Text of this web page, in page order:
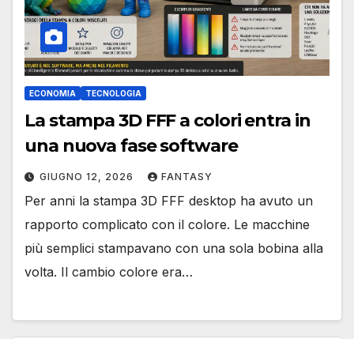
ECONOMIA TECNOLOGIA
La stampa 3D FFF a colori entra in
una nuova fase software
GIUGNO 12, 2026 FANTASY
Per anni la stampa 3D FFF desktop ha avuto un
rapporto complicato con il colore. Le macchine
più semplici stampavano con una sola bobina alla
volta. Il cambio colore era…